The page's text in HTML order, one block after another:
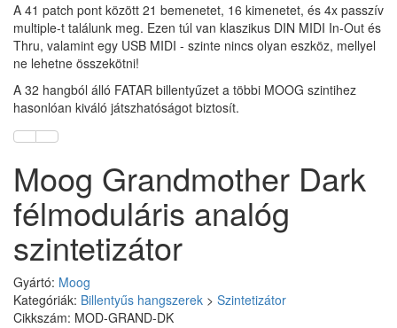
A 41 patch pont között 21 bemenetet, 16 kimenetet, és 4x passzív
multiple-t találunk meg. Ezen túl van klaszikus DIN MIDI In-Out és
Thru, valamint egy USB MIDI - szinte nincs olyan eszköz, mellyel
ne lehetne összekötni!
A 32 hangból álló FATAR billentyűzet a többi MOOG szintihez
hasonlóan kiváló játszhatóságot biztosít.
Moog Grandmother Dark
félmoduláris analóg
szintetizátor
Gyártó: Moog
Kategóriák: Billentyűs hangszerek > Szintetizátor
Cikkszám: MOD-GRAND-DK